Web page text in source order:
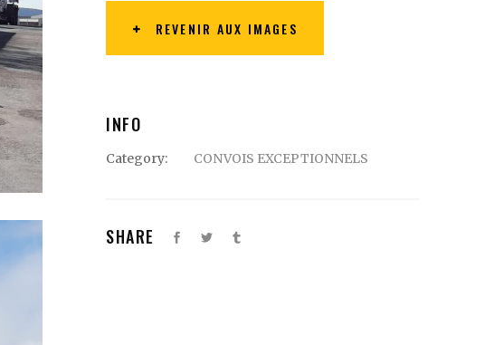
REVENIR AUX IMAGES
INFO
Category: CONVOIS EXCEPTIONNELS
SHARE